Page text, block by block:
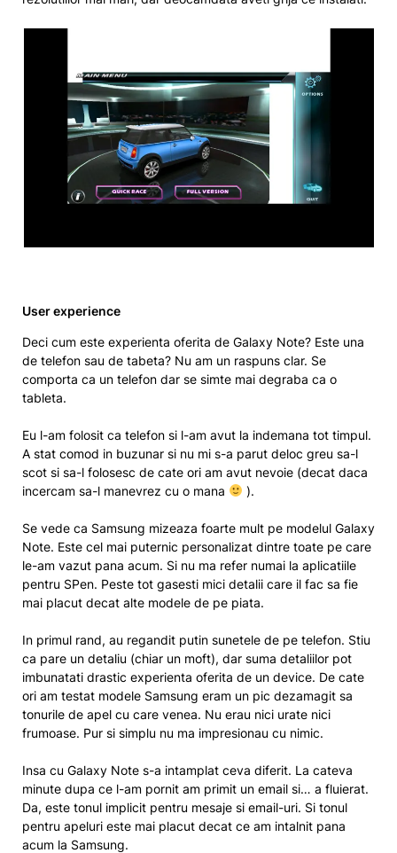
User experience
Deci cum este experienta oferita de Galaxy Note? Este una
de telefon sau de tabeta? Nu am un raspuns clar. Se
comporta ca un telefon dar se simte mai degraba ca o
tableta.
Eu l-am folosit ca telefon si l-am avut la indemana tot timpul.
A stat comod in buzunar si nu mi s-a parut deloc greu sa-l
scot si sa-l folosesc de cate ori am avut nevoie (decat daca
incercam sa-l manevrez cu o mana
).
Se vede ca Samsung mizeaza foarte mult pe modelul Galaxy
Note. Este cel mai puternic personalizat dintre toate pe care
le-am vazut pana acum. Si nu ma refer numai la aplicatiile
pentru SPen. Peste tot gasesti mici detalii care il fac sa fie
mai placut decat alte modele de pe piata.
In primul rand, au regandit putin sunetele de pe telefon. Stiu
ca pare un detaliu (chiar un moft), dar suma detaliilor pot
imbunatati drastic experienta oferita de un device. De cate
ori am testat modele Samsung eram un pic dezamagit sa
tonurile de apel cu care venea. Nu erau nici urate nici
frumoase. Pur si simplu nu ma impresionau cu nimic.
Insa cu Galaxy Note s-a intamplat ceva diferit. La cateva
minute dupa ce l-am pornit am primit un email si… a fluierat.
Da, este tonul implicit pentru mesaje si email-uri. Si tonul
pentru apeluri este mai placut decat ce am intalnit pana
acum la Samsung.